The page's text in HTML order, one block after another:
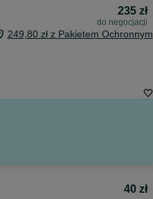
235 zł
do negocjacji
249,80 zł z Pakietem Ochronnym
40 zł